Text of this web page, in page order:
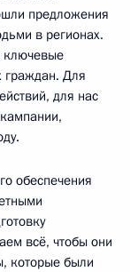
предложения
в регионах.
ключевые
граждан. Для
для нас
обеспечения
всё, чтобы они
которые были